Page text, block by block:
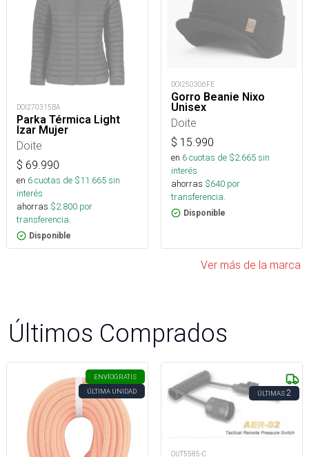
DOI270315BA
Parka Térmica Light
Izar Mujer
Doite
$ 69.990
en 6cuotas de $11.665sin
interés
ahorras $2.800 por
transferencia.
Disponible
DOI250306FE
Gorro Beanie Nixo
Unisex
Doite
$ 15.990
en 6cuotas de $2.665sin
interés
ahorras $640 por
transferencia.
Disponible
Ver más de la marca
Últimos Comprados
ENVÍOGRATIS
ÚLTIMA UNIDAD
ÚLTIMAS2
OUT5585-C